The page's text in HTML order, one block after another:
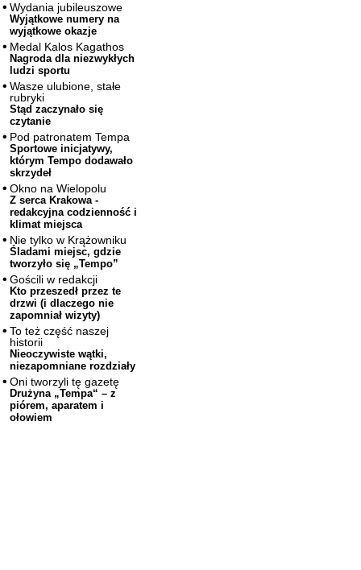
Wydania jubileuszowe
Wyjątkowe numery na
wyjątkowe okazje
Medal Kalos Kagathos
Nagroda dla niezwykłych
ludzi sportu
Wasze ulubione, stałe
rubryki
Stąd zaczynało się
czytanie
Pod patronatem Tempa
Sportowe inicjatywy,
którym Tempo dodawało
skrzydeł
Okno na Wielopolu
Z serca Krakowa -
redakcyjna codzienność i
klimat miejsca
Nie tylko w Krążowniku
Śladami miejsc, gdzie
tworzyło się „Tempo”
Gościli w redakcji
Kto przeszedł przez te
drzwi (i dlaczego nie
zapomniał wizyty)
To też część naszej
historii
Nieoczywiste wątki,
niezapomniane rozdziały
Oni tworzyli tę gazetę
Drużyna „Tempa“ – z
piórem, aparatem i
ołowiem